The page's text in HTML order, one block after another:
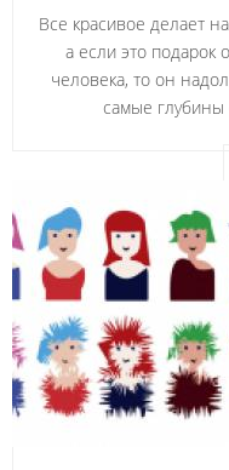
Все красивое делает
а если это подарок
человека, то он
самые глубины